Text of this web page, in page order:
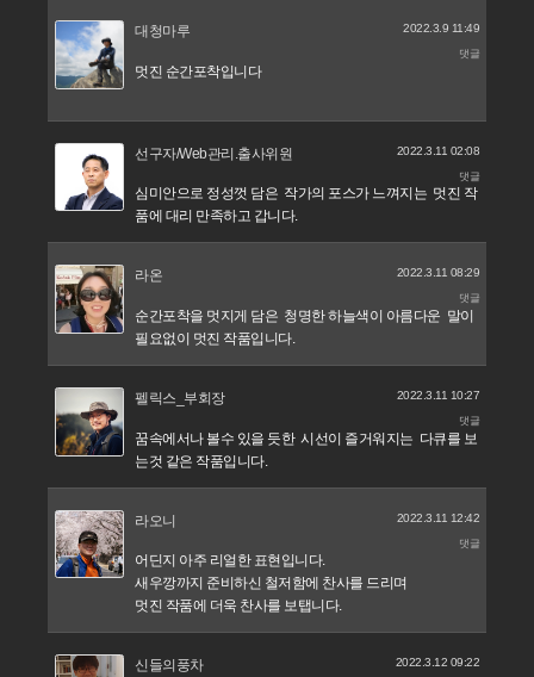
대청마루 2022.3.9 11:49
댓글
멋진 순간포착입니다
선구자/Web관리.출사위원 2022.3.11 02:08
댓글
심미안으로 정성껏 담은 작가의 포스가 느껴지는 멋진 작
품에 대리 만족하고 갑니다.
라온 2022.3.11 08:29
댓글
순간포착을 멋지게 담은 청명한 하늘색이 아름다운 말이
필요없이 멋진 작품입니다.
펠릭스_부회장 2022.3.11 10:27
댓글
꿈속에서나 볼수 있을 듯한 시선이 즐거워지는 다큐를 보
는것 같은 작품입니다.
라오니 2022.3.11 12:42
댓글
어딘지 아주 리얼한 표현입니다.
새우깡까지 준비하신 철저함에 찬사를 드리며
멋진 작품에 더욱 찬사를 보탭니다.
신들의풍차 2022.3.12 09:22